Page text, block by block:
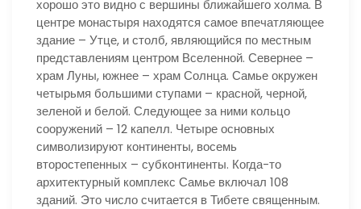
хорошо это видно с вершины ближайшего холма. В
центре монастыря находятся самое впечатляющее
здание – Утце, и столб, являющийся по местным
представлениям центром Вселенной. Севернее –
храм Луны, южнее – храм Солнца. Самье окружен
четырьмя большими ступами – красной, черной,
зеленой и белой. Следующее за ними кольцо
сооружений – 12 капелл. Четыре основных
символизируют континенты, восемь
второстепенных – субконтиненты. Когда-то
архитектурный комплекс Самье включал 108
зданий. Это число считается в Тибете священным.